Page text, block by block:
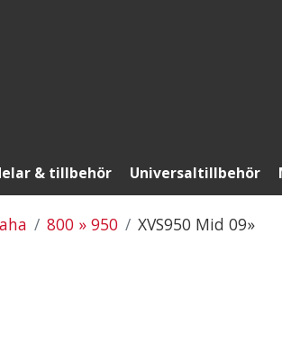
& tillbehör Universaltillbehör
800 » 950 XVS950 Mid 09»